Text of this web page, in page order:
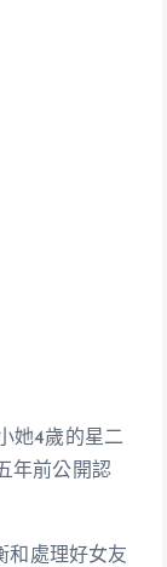
她4歲的星二
年前公開認
和處理好女友